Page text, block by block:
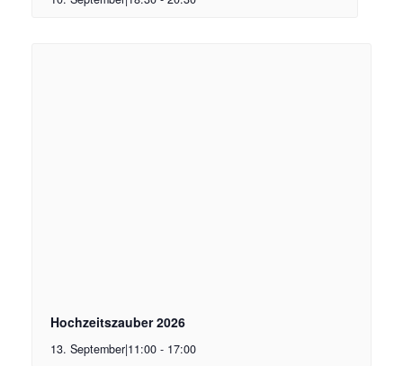
Hochzeitszauber 2026
13. September|11:00 - 17:00